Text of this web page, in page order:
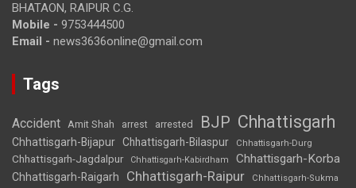
BHATAON, RAIPUR C.G.
Mobile - 9753444500
Email - news3636online@gmail.com
Tags
Accident Amit Shah arrest arrested BJP Chhattisgarh
Chhattisgarh-Bijapur Chhattisgarh-Bilaspur Chhattisgarh-Durg
Chhattisgarh-Jagdalpur Chhattisgarh-Kabirdham Chhattisgarh-Korba
Chhattisgarh-Raigarh Chhattisgarh-Raipur
Chhattisgarh-Sukma